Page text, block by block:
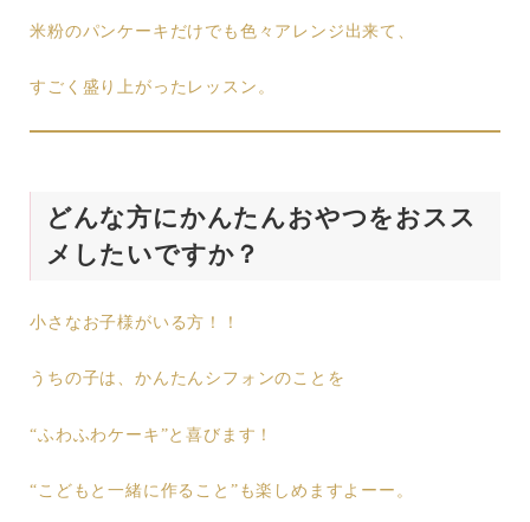
米粉のパンケーキだけでも色々アレンジ出来て、
すごく盛り上がったレッスン。
どんな方にかんたんおやつをおスス
メしたいですか？
小さなお子様がいる方！！
うちの子は、かんたんシフォンのことを
“ふわふわケーキ”と喜びます！
“こどもと一緒に作ること”も楽しめますよーー。